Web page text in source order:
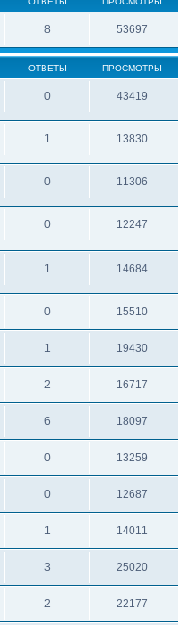
8 53697
ОТВЕТЫ ПРОСМОТРЫ
0 43419
1 13830
0 11306
0 12247
1 14684
0 15510
1 19430
2 16717
6 18097
0 13259
0 12687
1 14011
3 25020
2 22177